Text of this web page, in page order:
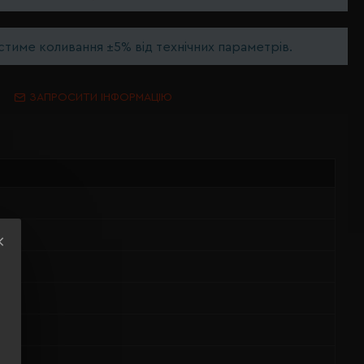
коливання ±5% від технічних параметрів.
ЗАПРОСИТИ ІНФОРМАЦІЮ